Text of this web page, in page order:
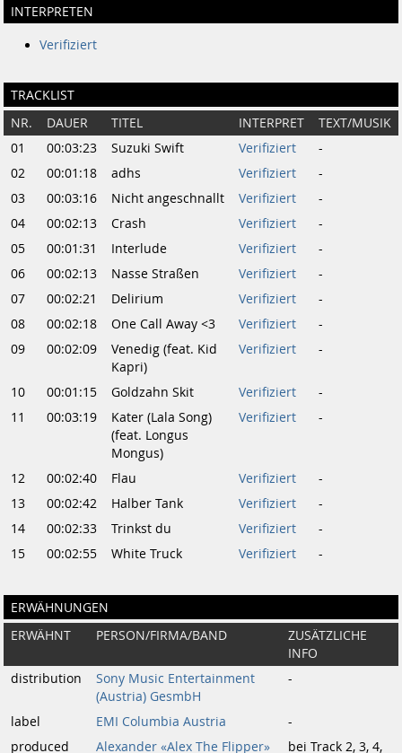
INTERPRETEN
Verifiziert
TRACKLIST
NR. DAUER TITEL INTERPRET
TEXT/MUSIK
01
00:03:23 Suzuki Swift Verifiziert
-
02
00:01:18 adhs Verifiziert
-
03
00:03:16 Nicht angeschnallt Verifiziert
-
04
00:02:13 Crash Verifiziert
-
05
00:01:31 Interlude Verifiziert
-
06
00:02:13 Nasse Straßen Verifiziert
-
07
00:02:21 Delirium Verifiziert
-
08
00:02:18 One Call Away <3 Verifiziert
-
09
00:02:09
Venedig (feat. Kid
Kapri)
Verifiziert -
10 00:01:15 Goldzahn Skit Verifiziert
-
11
00:03:19
Kater (Lala Song)
(feat. Longus
Mongus)
Verifiziert -
12 00:02:40 Flau Verifiziert
-
13
00:02:42 Halber Tank Verifiziert
-
14
00:02:33 Trinkst du Verifiziert
-
15
00:02:55 White Truck Verifiziert -
ERWÄHNUNGEN
ERWÄHNT PERSON/FIRMA/BAND
ZUSÄTZLICHE
INFO
distribution
Sony Music Entertainment
(Austria) GesmbH
-
label EMI Columbia Austria
-
produced
Alexander «Alex The Flipper» bei Track 2, 3, 4,